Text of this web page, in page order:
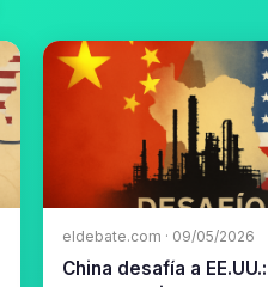
eldebate.com · 09/05/2026
China desafía a EE.UU.: